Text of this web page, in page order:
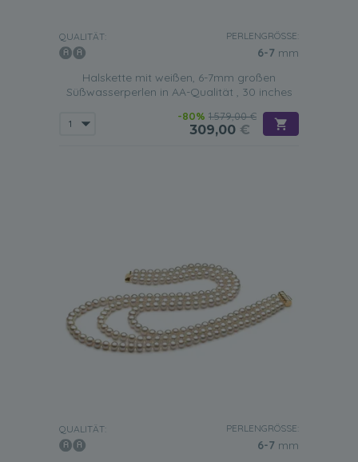
QUALITÄT: PERLENGRÖSSE:
6-7 mm
Halskette mit weißen, 6-7mm großen
Süßwasserperlen in AA-Qualität , 30 inches
-80% 1.579,00 €
309,00 €
QUALITÄT: PERLENGRÖSSE:
6-7 mm